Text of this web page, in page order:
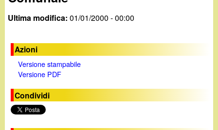
w
g
n
d
i
r
i
e
qui
Ultima modifica:01/01/2000 - 00:00
Azioni
Versione stampabile
Versione PDF
Condividi